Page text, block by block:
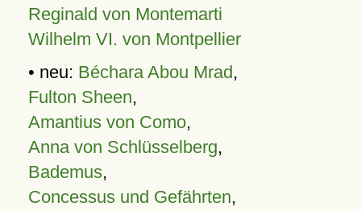
Reginald von Montemarti
Wilhelm VI. von Montpellier
• neu: Béchara Abou Mrad,
Fulton Sheen,
Amantius von Como,
Anna von Schlüsselberg,
Bademus,
Concessus und Gefährten,